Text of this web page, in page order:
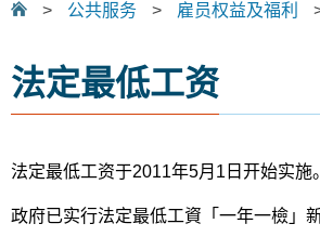
> 公共服务 > 雇员权益及福利
法定最低工资
法定最低工资于2011年5月1日开始实施。
政府已实行法定最低工資「一年一檢」